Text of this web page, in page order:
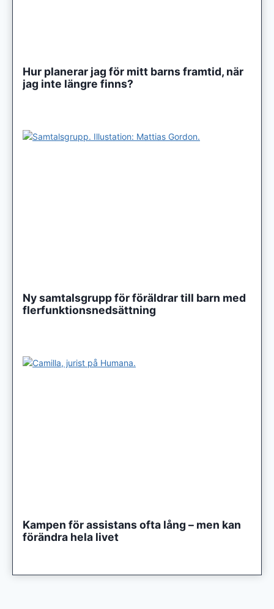
Hur planerar jag för mitt barns framtid, när
jag inte längre finns?
Ny samtalsgrupp för föräldrar till barn med
flerfunktionsnedsättning
Kampen för assistans ofta lång – men kan
förändra hela livet